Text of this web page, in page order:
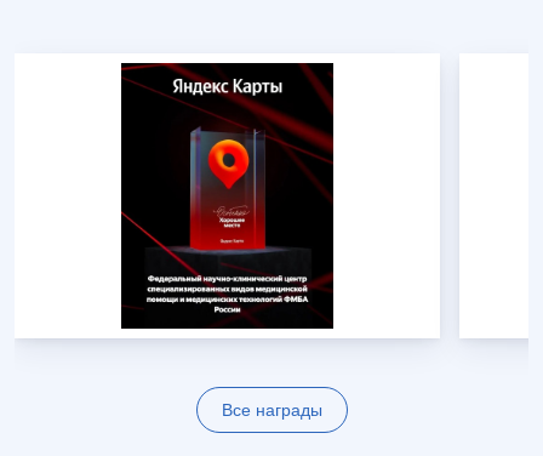
Все награды